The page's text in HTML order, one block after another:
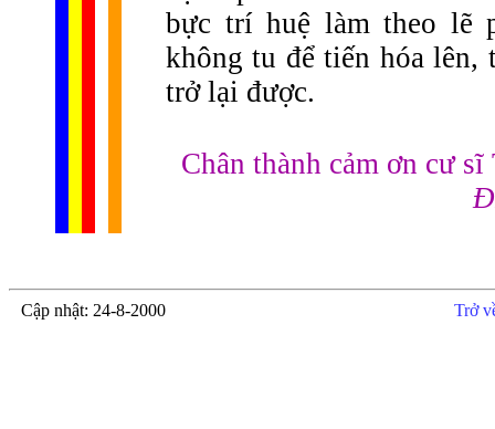
bực trí huệ làm theo lẽ
không tu để tiến hóa
trở lại được.
Chân thành cảm ơn cư
Cập nhật: 24-8-2000 Trở